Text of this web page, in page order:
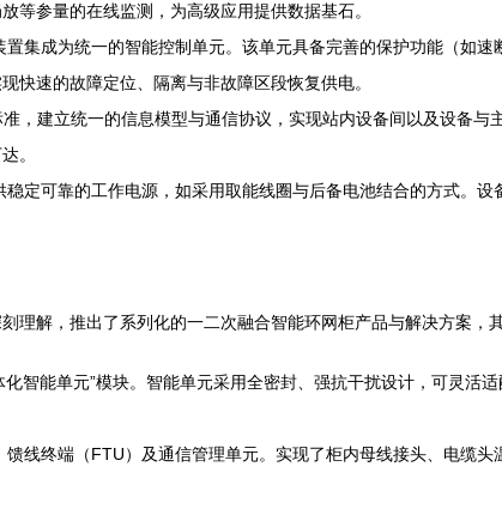
等参量的在线监测，为高级应用提供数据基石。
集成为统一的智能控制单元。该单元具备完善的保护功能（如
快速的故障定位、隔离与非故障区段恢复供电。
，建立统一的信息模型与通信协议，实现站内设备间以及设备与
。
稳定可靠的工作电源，如采用取能线圈与后备电池结合的方式。
理解，推出了系列化的一二次融合智能环网柜产品与解决方案，
智能单元”模块。智能单元采用全密封、强抗干扰设计，可灵活
线终端（FTU）及通信管理单元。实现了柜内母线接头、电缆